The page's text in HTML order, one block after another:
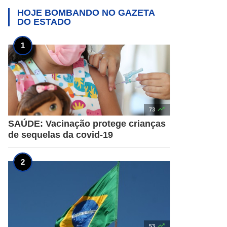
HOJE BOMBANDO NO GAZETA
DO ESTADO
73 
SAÚDE: Vacinação protege crianças
de sequelas da covid-19